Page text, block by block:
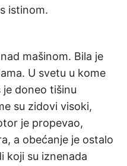
istinom.
mašinom. Bila je
U svetu u kome
je doneo tišinu
su zidovi visoki,
je propevao,
a obećanje je ostalo
koji su iznenada